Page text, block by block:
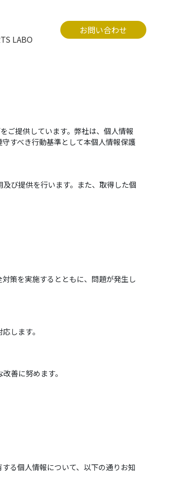
LABO
お問い合わせ
ご提供しています。弊社は、個人情報
すべき行動基準として本個人情報保護
び提供を行います。また、取得した個
策を実施するとともに、問題が発生し
します。
善に努めます。
る個人情報について、以下の通りお知